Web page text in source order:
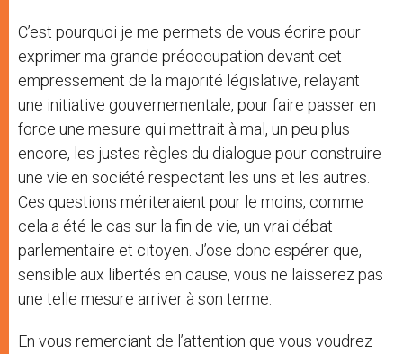
C’est pourquoi je me permets de vous écrire pour
exprimer ma grande préoccupation devant cet
empressement de la majorité législative, relayant
une initiative gouvernementale, pour faire passer en
force une mesure qui mettrait à mal, un peu plus
encore, les justes règles du dialogue pour construire
une vie en société respectant les uns et les autres.
Ces questions mériteraient pour le moins, comme
cela a été le cas sur la fin de vie, un vrai débat
parlementaire et citoyen. J’ose donc espérer que,
sensible aux libertés en cause, vous ne laisserez pas
une telle mesure arriver à son terme.
En vous remerciant de l’attention que vous voudrez